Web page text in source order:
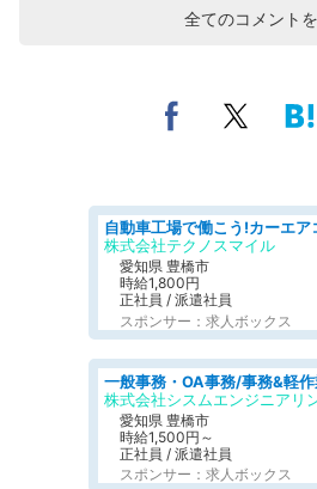
全てのコメント
株式会社テクノスマイル
愛知県 豊橋市
時給1,800円
正社員 / 派遣社員
スポンサー：求人ボックス
株式会社シスムエンジニアリ
愛知県 豊橋市
時給1,500円～
正社員 / 派遣社員
スポンサー：求人ボックス